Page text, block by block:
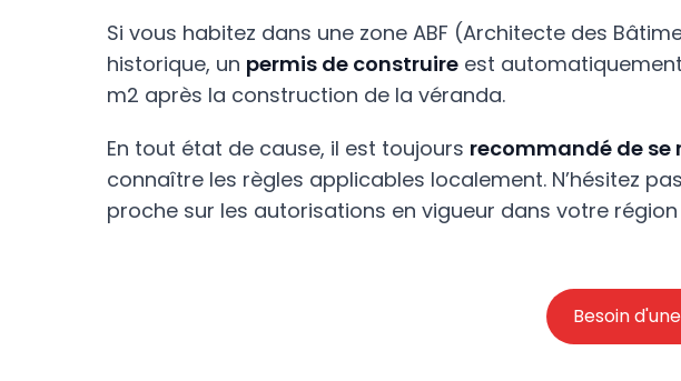
Si vous habitez dans une zone ABF (Architecte des
historique, un permis de construire est
m2 après la construction de la véranda.
En tout état de cause, il est toujours recommandé de se
connaître les règles applicables localement. N’hésitez
proche sur les autorisations en vigueur dans votre région
Besoin